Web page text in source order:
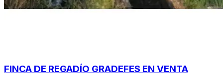
FINCA DE REGADÍO GRADEFES EN VENTA